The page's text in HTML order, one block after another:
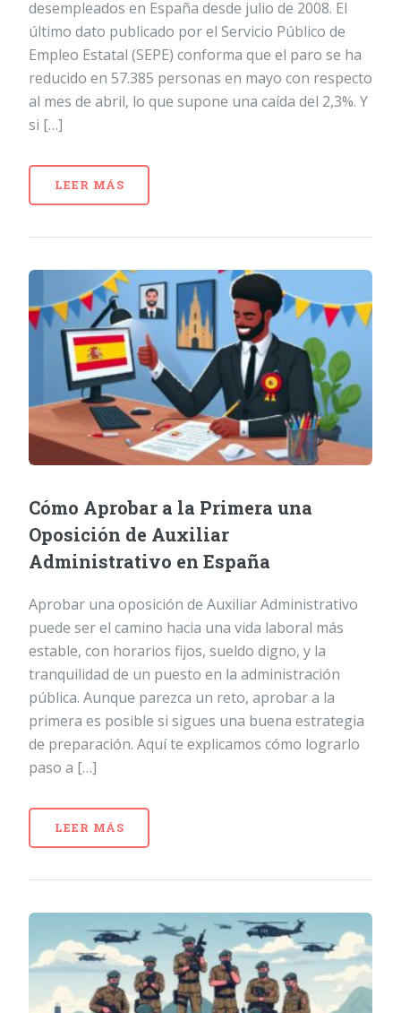
desempleados en España desde julio de 2008. El
último dato publicado por el Servicio Público de
Empleo Estatal (SEPE) conforma que el paro se ha
reducido en 57.385 personas en mayo con respecto
al mes de abril, lo que supone una caída del 2,3%. Y
si […]
LEER MÁS
Cómo Aprobar a la Primera una
Oposición de Auxiliar
Administrativo en España
Aprobar una oposición de Auxiliar Administrativo
puede ser el camino hacia una vida laboral más
estable, con horarios fijos, sueldo digno, y la
tranquilidad de un puesto en la administración
pública. Aunque parezca un reto, aprobar a la
primera es posible si sigues una buena estrategia
de preparación. Aquí te explicamos cómo lograrlo
paso a […]
LEER MÁS